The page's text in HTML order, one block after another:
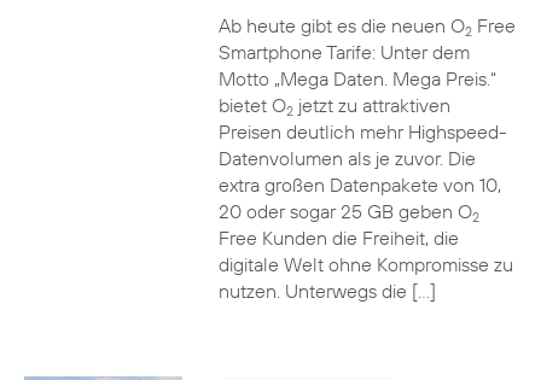
Ab heute gibt es die neuen O2Free
Smartphone Tarife: Unter dem
Motto „Mega Daten. Mega Preis.“
bietet O2jetzt zu attraktiven
Preisen deutlich mehr Highspeed-
Datenvolumen als je zuvor. Die
extra großen Datenpakete von 10,
20 oder sogar 25 GB geben O2
Free Kunden die Freiheit, die
digitale Welt ohne Kompromisse zu
nutzen. Unterwegs die […]